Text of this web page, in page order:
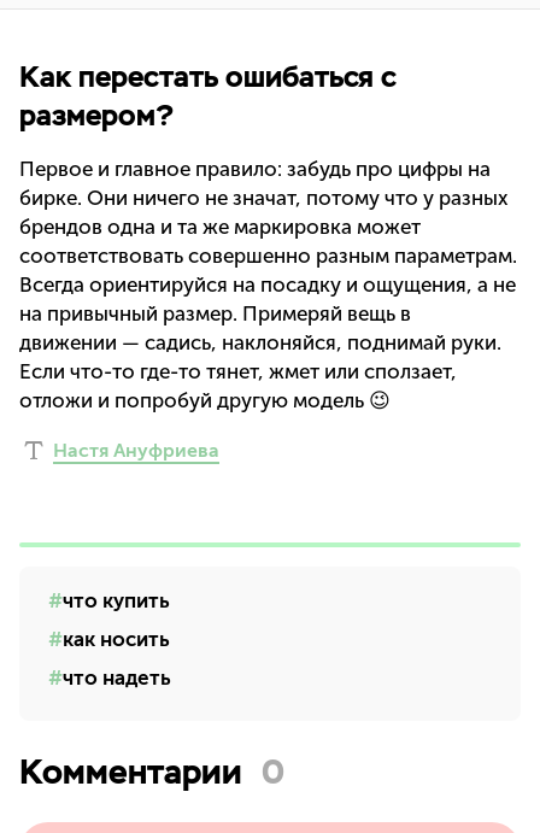
Как перестать ошибаться с
размером?
Первое и главное правило: забудь про цифры на
бирке. Они ничего не значат, потому что у разных
брендов одна и та же маркировка может
соответствовать совершенно разным параметрам.
Всегда ориентируйся на посадку и ощущения, а не
на привычный размер. Примеряй вещь в
движении — садись, наклоняйся, поднимай руки.
Если что-то где-то тянет, жмет или сползает,
отложи и попробуй другую модель 😉
Настя Ануфриева
что купить
как носить
что надеть
Комментарии 0